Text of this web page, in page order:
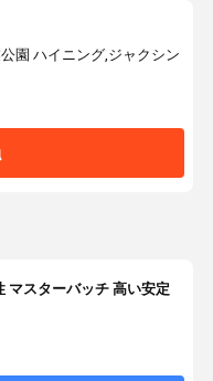
園 ハイニング,ジャクシン
マスターバッチ 高い安定